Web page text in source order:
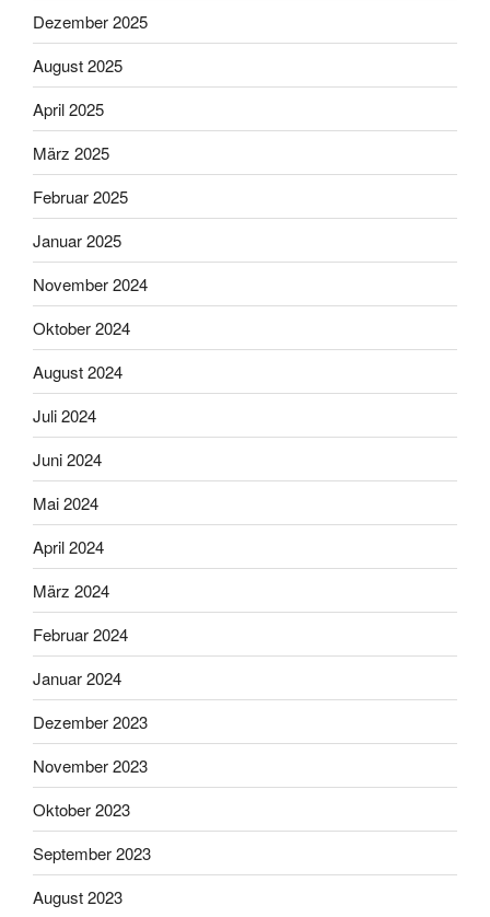
Dezember 2025
August 2025
April 2025
März 2025
Februar 2025
Januar 2025
November 2024
Oktober 2024
August 2024
Juli 2024
Juni 2024
Mai 2024
April 2024
März 2024
Februar 2024
Januar 2024
Dezember 2023
November 2023
Oktober 2023
September 2023
August 2023